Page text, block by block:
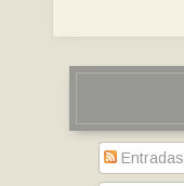
Entradas